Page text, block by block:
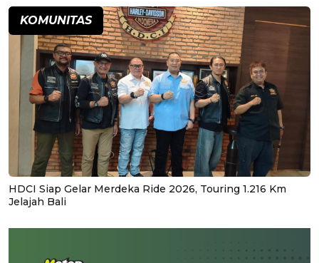
KOMUNITAS
HDCI Siap Gelar Merdeka Ride 2026, Touring 1.216 Km
Jelajah Bali